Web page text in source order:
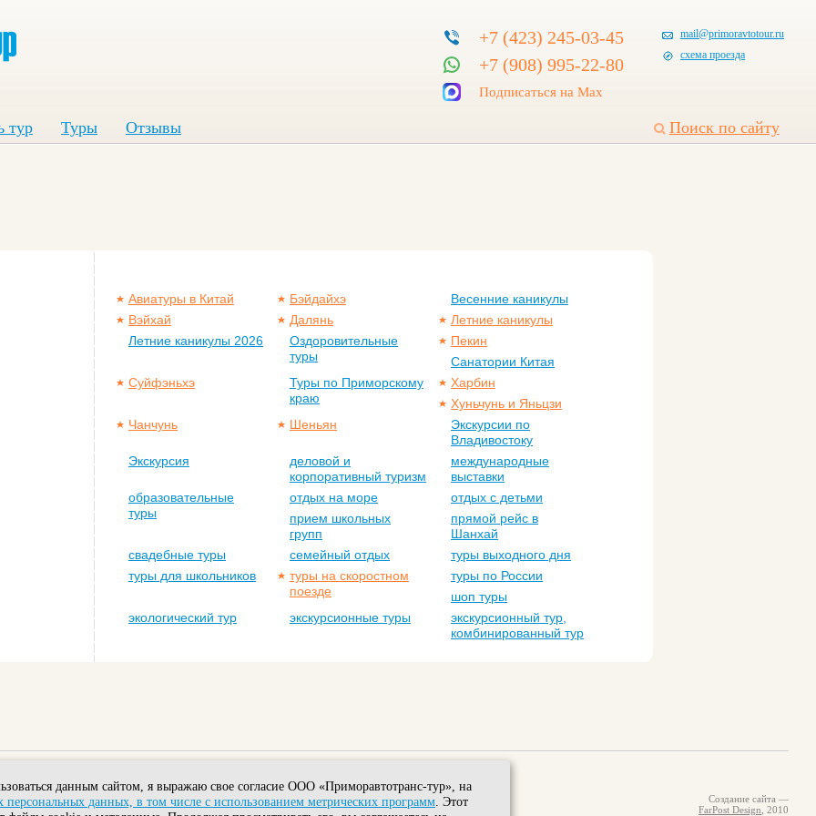
+7 (423) 245-03-45
+7 (908) 995-22-80
Подписаться на Max
mail@primoravtotour.ru
схема проезда
Поиск по сайту
тур Туры Отзывы
Авиатуры в Китай Бэйдайхэ
Весенние каникулы
Вэйхай
Далянь
Летние каникулы
Летние каникулы 2026
Оздоровительные
туры
Пекин
Санатории Китая
Суйфэньхэ
Туры по Приморскому
краю
Харбин
Хуньчунь и Яньцзи
Чанчунь
Шеньян
Экскурсии по
Владивостоку
Экскурсия
деловой и
корпоративный туризм
международные
выставки
образовательные
туры
отдых на море
отдых с детьми
прием школьных
групп
прямой рейс в
Шанхай
свадебные туры
семейный отдых
туры выходного дня
туры для школьников
туры на скоростном
поезде
туры по России
шоп туры
экологический тур
экскурсионные туры
экскурсионный тур,
комбинированный тур
Головной офис: Владивосток, ул. Комсомольская, 7А.
Тел.: +7-908-995-22-80 Факс: (423) 2450821
Создание сайта —
FarPost Design , 2010
данным сайтом, я выражаю свое согласие ООО «Приморавтотранс-тур», на
персональных данных, в том числе с использованием метрических программ . Этот